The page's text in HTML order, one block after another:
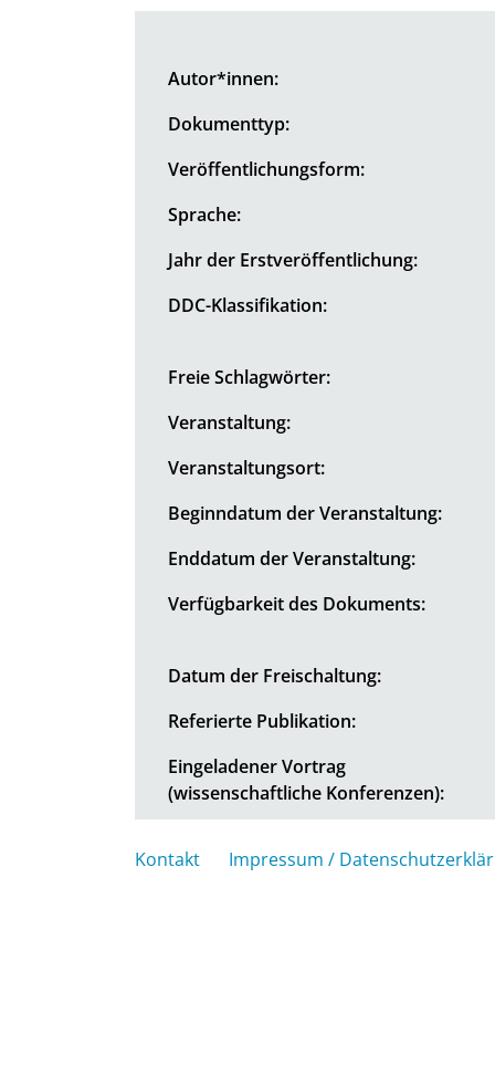
Autor*innen:
Dokumenttyp:
Veröffentlichungsform:
Sprache:
Jahr der Erstveröffentlichung:
DDC-Klassifikation:
Freie Schlagwörter:
Veranstaltung:
Veranstaltungsort:
Beginndatum der Veranstaltung:
Enddatum der Veranstaltung:
Verfügbarkeit des Dokuments:
Datum der Freischaltung:
Referierte Publikation:
Eingeladener Vortrag
(wissenschaftliche Konferenzen):
Kontakt Impressum /